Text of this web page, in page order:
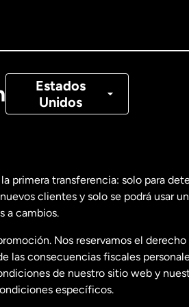
Estados
Unidos
Canadá Français
Estados Unidos English
Estados Unidos Español
Francia
primera transferencia: solo para
clientes y solo se podrá usar
a cambios.
Nos reservamos el
las consecuencias fiscales
de nuestro sitio web y
específicos.